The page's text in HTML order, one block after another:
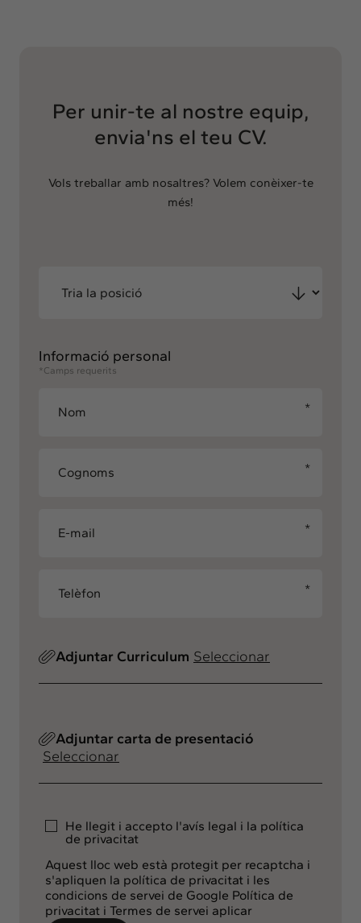
Per unir-te al nostre equip,
envia'ns el teu CV.
Vols treballar amb nosaltres? Volem conèixer-te
més!
Informació personal
*Camps requerits
Adjuntar Curriculum Seleccionar
Adjuntar carta de presentació
Seleccionar
He llegit i accepto l'avís legal i la política
de privacitat
Aquest lloc web està protegit per recaptcha i
s'apliquen la política de privacitat i les
condicions de servei de Google Política de
privacitat i Termes de servei aplicar